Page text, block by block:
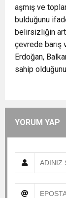
aşmış ve
bulduğunu
belirsizliğin
çevrede
Erdoğan,
sahip
YORUM YAP